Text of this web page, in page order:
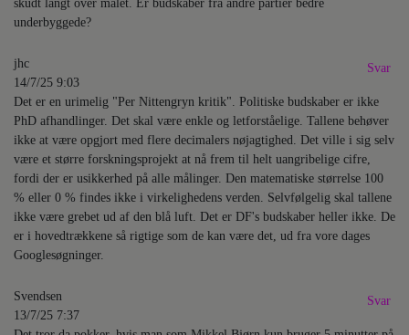
underbyggede?
jhc
14/7/25 9:03
Det er en urimelig "Per Nittengryn kritik". Politiske budskaber er ikke
PhD afhandlinger. Det skal være enkle og letforståelige. Tallene behøver
ikke at være opgjort med flere decimalers nøjagtighed. Det ville i sig selv
være et større forskningsprojekt at nå frem til helt uangribelige cifre,
fordi der er usikkerhed på alle målinger. Den matematiske størrelse 100
% eller 0 % findes ikke i virkelighedens verden. Selvfølgelig skal tallene
ikke være grebet ud af den blå luft. Det er DF's budskaber heller ikke. De
er i hovedtrækkene så rigtige som de kan være det, ud fra vore dages
Googlesøgninger.
Svar
Svendsen
13/7/25 7:37
Svar